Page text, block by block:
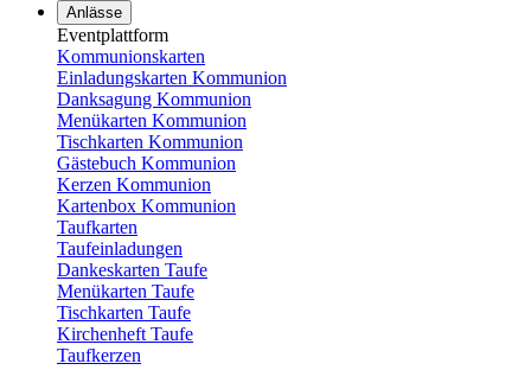
Anlässe
Eventplattform
Kommunionskarten
Einladungskarten Kommunion
Danksagung Kommunion
Menükarten Kommunion
Tischkarten Kommunion
Gästebuch Kommunion
Kerzen Kommunion
Kartenbox Kommunion
Taufkarten
Taufeinladungen
Dankeskarten Taufe
Menükarten Taufe
Tischkarten Taufe
Kirchenheft Taufe
Taufkerzen